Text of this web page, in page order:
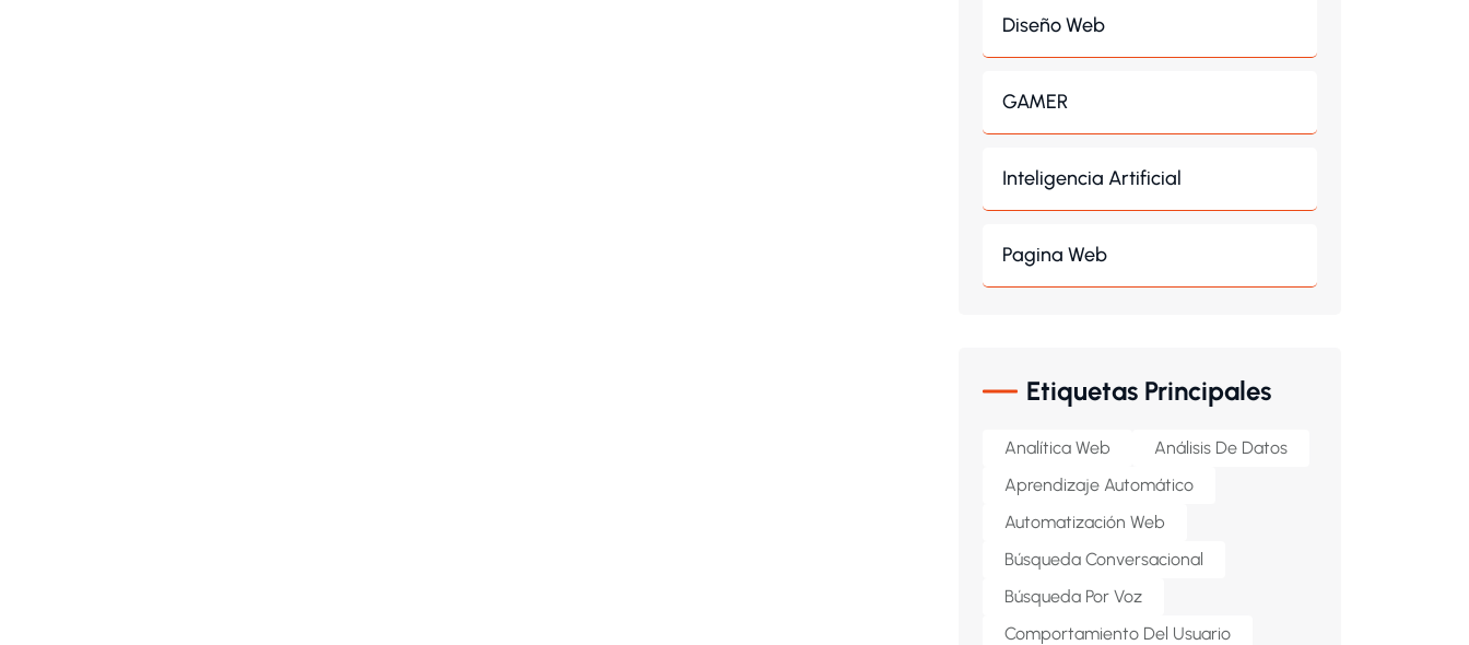
Diseño Web
GAMER
Inteligencia Artificial
Pagina Web
Etiquetas Principales
Analítica Web
Análisis De Datos
Aprendizaje Automático
Automatización Web
Búsqueda Conversacional
Búsqueda Por Voz
Comportamiento Del Usuario